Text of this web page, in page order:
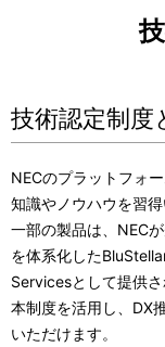
技術認定制度
NECのプラットフォ
知識やノウハウを習得
一部の製品は、NEC
を体系化した
Servicesとして提供さ
本制度を活用し、DX
いただけます。